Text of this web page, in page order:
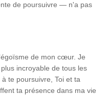
de poursuivre — n'a pas
de mon cœur. Je
incroyable de tous les
te poursuivre, Toi et ta
ta présence dans ma vie